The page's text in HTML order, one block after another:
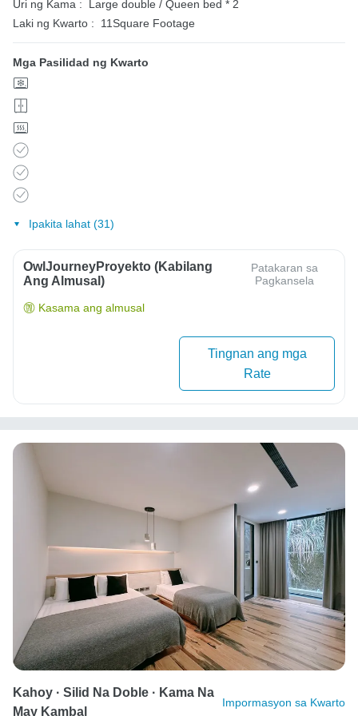
Uri ng Kama :
Large double / Queen bed * 2
Laki ng Kwarto :
11Square Footage
Mga Pasilidad ng Kwarto
Ipakita lahat (31)
OwlJourneyProyekto (Kabilang
Ang Almusal)
Patakaran sa
Pagkansela
Kasama ang almusal
Tingnan ang mga
Rate
Kahoy · Silid Na Doble · Kama Na
May Kambal
Impormasyon sa Kwarto